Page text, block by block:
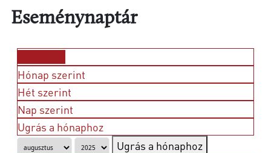
Eseménynaptár
Hónap szerint
Hét szerint
Nap szerint
Ugrás a hónaphoz
Ugrás a hónaphoz